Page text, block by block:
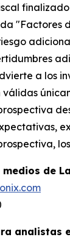
finalizado
"Factores
a los
válidas
de
analistas